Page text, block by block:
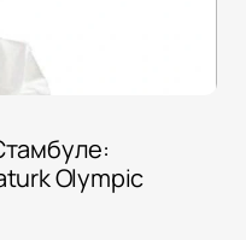
Olympic